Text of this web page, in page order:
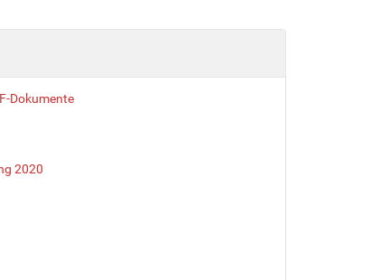
Dokumente
2020